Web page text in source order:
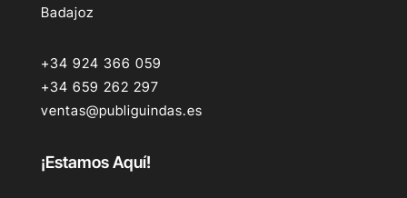
Badajoz
+34 924 366 059
+34 659 262 297
ventas@publiguindas.es
¡Estamos Aquí!